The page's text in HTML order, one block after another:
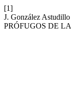
[1]
J. González
PRÓFUGOS DE